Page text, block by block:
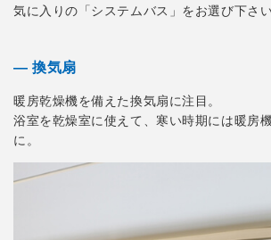
気に入りの「システムバス」をお選び下さい
― 換気扇
暖房乾燥機を備えた換気扇に注目。
浴室を乾燥室に使えて、寒い時期には暖房
に。